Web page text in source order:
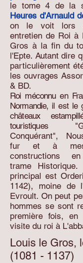
le tome 4 de la
Heures d'Arnauld
on le voit lors
entretien de Roi à
Gros à la fin du
l'Epte. Autant dire
particulièrement
les ouvrages
& BD.
Roi méconnu en
Normandie, il est le
châteaux
touristiques
Conquérant",
fur et à
constructions
trame Historique.
principal est
1142), moine de
Evroult. On peut
hommes se sont
première fois,
visite du roi à
Louis le Gros,
(1081 - 1137)